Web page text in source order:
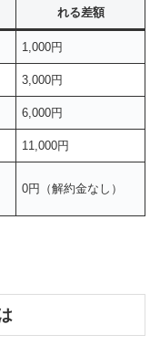
れる差額
1,000円
3,000円
6,000円
11,000円
0円（解約金なし）